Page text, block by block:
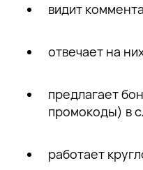
видит
отвечает на
предлагает
промокоды) в
работает